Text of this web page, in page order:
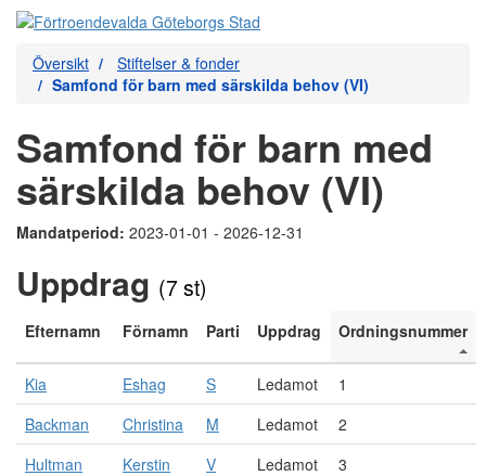
Översikt
Stiftelser & fonder
Samfond för barn med särskilda behov (VI)
Samfond för barn med
särskilda behov (VI)
Mandatperiod: 2023-01-01 - 2026-12-31
Uppdrag (7 st)
Efternamn Förnamn Parti Uppdrag Ordningsnummer
Kia Eshag S Ledamot
1
Backman
Christina M Ledamot
2
Hultman
Kerstin V Ledamot
3